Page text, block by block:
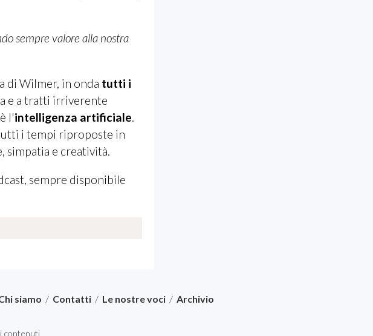
sempre valore alla nostra
di Wilmer, in onda tutti i
e a tratti irriverente
l'intelligenza artificiale.
i tempi riproposte in
simpatia e creatività.
sempre disponibile
siamo / Contatti / Le nostre voci / Archivio
contenuti